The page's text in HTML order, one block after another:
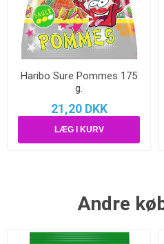
Haribo Sure Pommes 175
g.
21,20 DKK
Andre